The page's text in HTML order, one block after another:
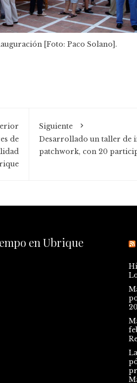
[Foto: Paco Solano].
de
Siguiente
Desarrollado un taller de
patchwork, con 20
en Ubrique